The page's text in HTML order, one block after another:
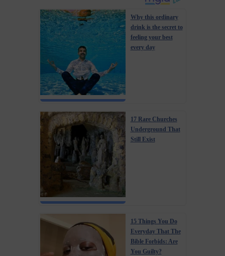
Why this ordinary
drink is the secret to
feeling your best
every day
17 Rare Churches
Underground That
Still Exist
15 Things You Do
Everyday That The
Bible Forbids: Are
You Guilty?